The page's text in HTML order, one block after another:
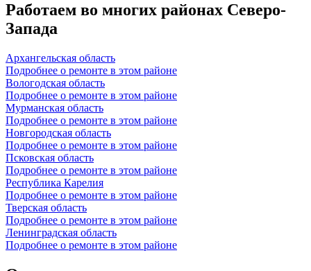
Работаем во многих районах Северо-
Запада
Архангельская область
Подробнее о ремонте в этом районе
Вологодская область
Подробнее о ремонте в этом районе
Мурманская область
Подробнее о ремонте в этом районе
Новгородская область
Подробнее о ремонте в этом районе
Псковская область
Подробнее о ремонте в этом районе
Республика Карелия
Подробнее о ремонте в этом районе
Тверская область
Подробнее о ремонте в этом районе
Ленинградская область
Подробнее о ремонте в этом районе